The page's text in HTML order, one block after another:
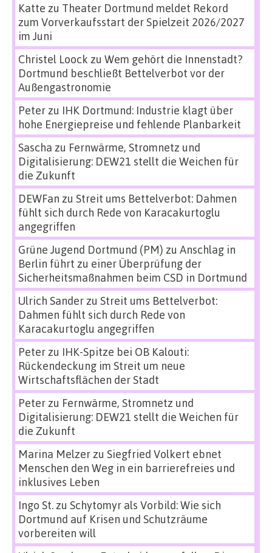
Katte zu Theater Dortmund meldet Rekord
zum Vorverkaufsstart der Spielzeit 2026/2027
im Juni
Christel Loock zu Wem gehört die Innenstadt?
Dortmund beschließt Bettelverbot vor der
Außengastronomie
Peterzu IHK Dortmund: Industrie klagt über
hohe Energiepreise und fehlende Planbarkeit
Sascha zu Fernwärme, Stromnetz und
Digitalisierung: DEW21 stellt die Weichen für
die Zukunft
DEWFan zu Streit ums Bettelverbot: Dahmen
fühlt sich durch Rede von Karacakurtoglu
angegriffen
Grüne Jugend Dortmund (PM) zu Anschlag in
Berlin führt zu einer Überprüfung der
Sicherheitsmaßnahmen beim CSD in Dortmund
Ulrich Sanderzu Streit ums Bettelverbot:
Dahmen fühlt sich durch Rede von
Karacakurtoglu angegriffen
Peterzu IHK-Spitze bei OB Kalouti:
Rückendeckung im Streit um neue
Wirtschaftsflächen der Stadt
Peterzu Fernwärme, Stromnetz und
Digitalisierung: DEW21 stellt die Weichen für
die Zukunft
Marina Melzerzu Siegfried Volkert ebnet
Menschen den Weg in ein barrierefreies und
inklusives Leben
Ingo St.zu Schytomyr als Vorbild: Wie sich
Dortmund auf Krisen und Schutzräume
vorbereiten will